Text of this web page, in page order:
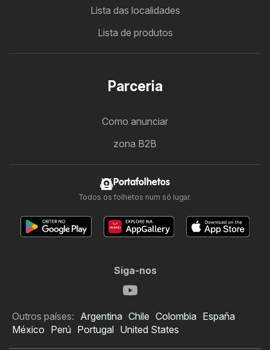
Lista das localidades
Lista de produtos
Parceria
Como anunciar
zona B2B
Portafolhetos
Todos os folhetos num só lugar.
Siga-nos
Outros países: Argentina Chile Colombia España
México Perú Portugal United States